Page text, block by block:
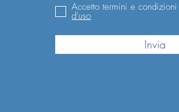
Accetto termini e condizioni
d'uso
Invia